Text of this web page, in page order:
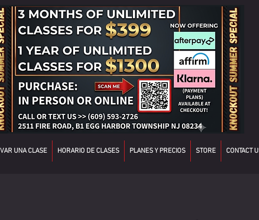
UNA CLASE HORARIO DE CLASES PLANES Y PRECIOS STORE CONTACT